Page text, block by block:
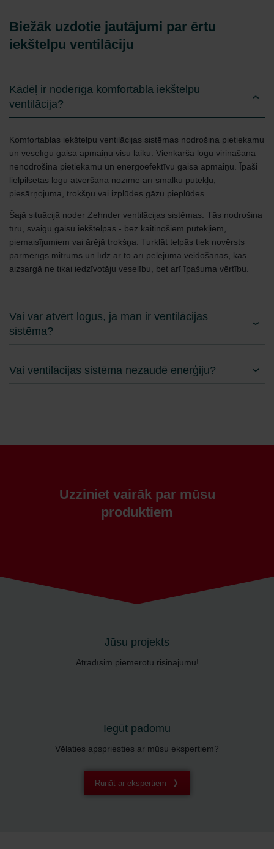
Biežāk uzdotie jautājumi par ērtu
iekštelpu ventilāciju
Kādēļ ir noderīga komfortabla iekštelpu
ventilācija?
Komfortablas iekštelpu ventilācijas sistēmas nodrošina pietiekamu
un veselīgu gaisa apmaiņu visu laiku. Vienkārša logu virināšana
nenodrošina pietiekamu un energoefektīvu gaisa apmaiņu. Īpaši
lielpilsētās logu atvēršana nozīmē arī smalku putekļu,
piesārņojuma, trokšņu vai izplūdes gāzu pieplūdes.
Šajā situācijā noder Zehnder ventilācijas sistēmas. Tās nodrošina
tīru, svaigu gaisu iekštelpās - bez kaitinošiem putekļiem,
piemaisījumiem vai ārējā trokšņa. Turklāt telpās tiek novērsts
pārmērīgs mitrums un līdz ar to arī pelējuma veidošanās, kas
aizsargā ne tikai iedzīvotāju veselību, bet arī īpašuma vērtību.
Vai var atvērt logus, ja man ir ventilācijas
sistēma?
Vai ventilācijas sistēma nezaudē enerģiju?
Uzziniet vairāk par mūsu
produktiem
Jūsu projekts
Atradīsim piemērotu risinājumu!
Iegūt padomu
Vēlaties apspriesties ar mūsu ekspertiem?
Runāt ar ekspertiem